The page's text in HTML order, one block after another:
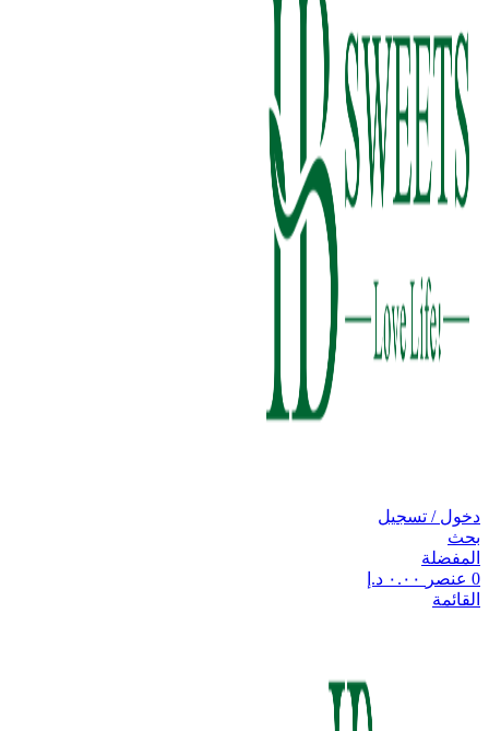
دخول / تسجيل
بحث
المفضلة
0 عنصر ٠.٠٠ د.إ
القائمة